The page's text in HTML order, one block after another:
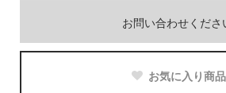
お問い合わせくださ
お気に入り商品